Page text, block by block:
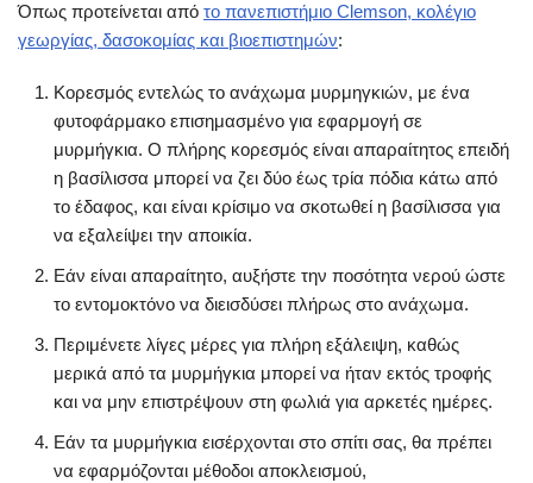
Όπως προτείνεται από το πανεπιστήμιο Clemson, κολέγιο
γεωργίας, δασοκομίας και βιοεπιστημών:
Κορεσμός εντελώς το ανάχωμα μυρμηγκιών, με ένα
φυτοφάρμακο επισημασμένο για εφαρμογή σε
μυρμήγκια. Ο πλήρης κορεσμός είναι απαραίτητος επειδή
η βασίλισσα μπορεί να ζει δύο έως τρία πόδια κάτω από
το έδαφος, και είναι κρίσιμο να σκοτωθεί η βασίλισσα για
να εξαλείψει την αποικία.
Εάν είναι απαραίτητο, αυξήστε την ποσότητα νερού ώστε
το εντομοκτόνο να διεισδύσει πλήρως στο ανάχωμα.
Περιμένετε λίγες μέρες για πλήρη εξάλειψη, καθώς
μερικά από τα μυρμήγκια μπορεί να ήταν εκτός τροφής
και να μην επιστρέψουν στη φωλιά για αρκετές ημέρες.
Εάν τα μυρμήγκια εισέρχονται στο σπίτι σας, θα πρέπει
να εφαρμόζονται μέθοδοι αποκλεισμού,